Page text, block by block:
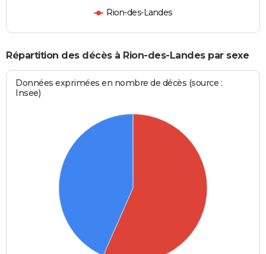
Rion-des-Landes
Répartition des décès à Rion-des-Landes par sexe
Données exprimées en nombre de décès (source :
Insee)